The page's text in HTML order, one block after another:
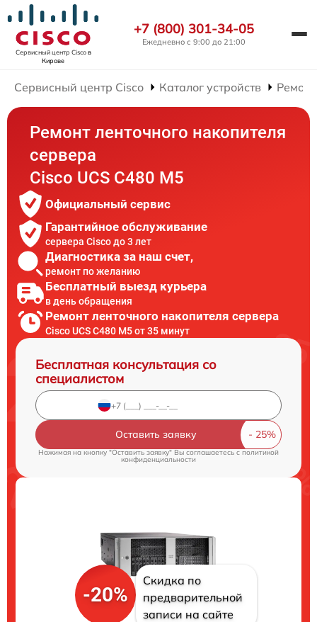
Сервисный центр Ciscoв
Кирове
+7 (800) 301-34-05
Ежедневно с 9:00 до 21:00
Сервисный центр Cisco Каталог устройств
Ремонт ленточного накопителя
сервера
Cisco UCS C480 M5
Официальный сервис
Гарантийное обслуживание
сервера Cisco до 3 лет
Диагностика за наш счет,
ремонт по желанию
Бесплатный выезд курьера
в день обращения
Ремонт ленточного накопителя сервера
Cisco UCS C480 M5 от 35 минут
Бесплатная консультация со
специалистом
Оставить заявку
Нажимая на кнопку "Оставить заявку" Вы соглашаетесь cполитикой
конфиденциальности
-20%
Скидка по
предварительной
записи на сайте